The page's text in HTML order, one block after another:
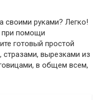
своими руками? Легко!
при помощи
готовый простой
стразами, вырезками из
в общем всем,